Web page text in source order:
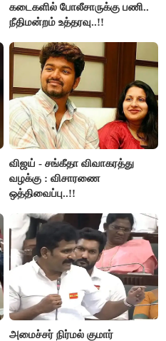
கடைகளில் போலீசாருக்கு பணி..
நீதிமன்றம் உத்தரவு..!!
விஜய் - சங்கீதா விவாகரத்து
வழக்கு : விசாரணை
ஒத்திவைப்பு..!!
அமைச்சர் நிர்மல் குமார்